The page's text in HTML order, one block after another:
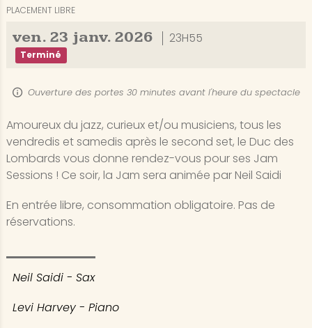
PLACEMENT LIBRE
ven. 23 janv. 2026 23H55
Terminé
Ouverture des portes 30 minutes avant l'heure du spectacle
Amoureux du jazz, curieux et/ou musiciens, tous les
vendredis et samedis après le second set, le Duc des
Lombards vous donne rendez-vous pour ses Jam
Sessions ! Ce soir, la Jam sera animée par Neil Saidi
En entrée libre, consommation obligatoire. Pas de
réservations.
Neil Saidi - Sax
Levi Harvey - Piano